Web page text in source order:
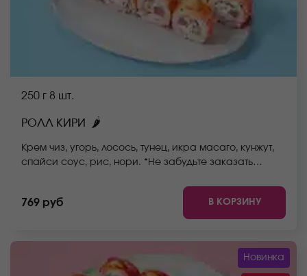
250 г 8 шт.
РОЛЛ КИРИ 🌶
Крем чиз, угорь, лосось, тунец, икра масаго, кунжут,
спайси соус, рис, нори. *Не забудьте заказать
стоимость заказа. *Внешний вид блюда может
отличаться от фото на сайте.
769 руб В КОРЗИНУ
Новинка